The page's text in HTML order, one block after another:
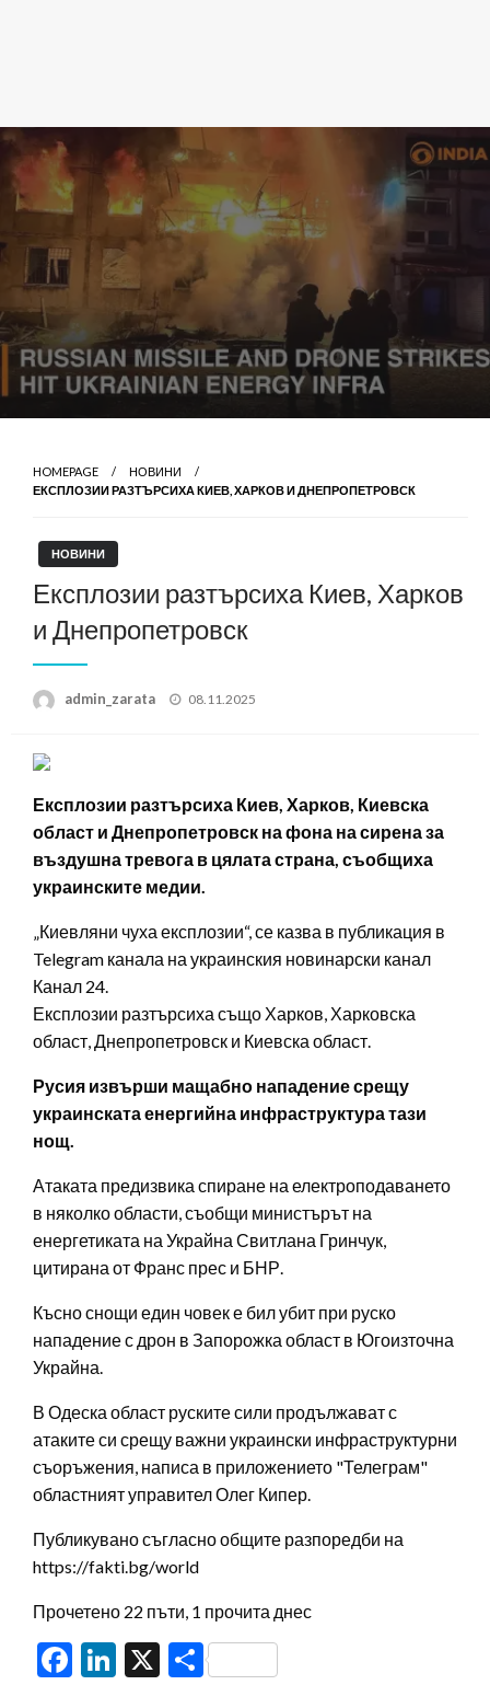
HOMEPAGE
НОВИНИ
ЕКСПЛОЗИИ РАЗТЪРСИХА КИЕВ, ХАРКОВ И ДНЕПРОПЕТРОВСК
НОВИНИ
Експлозии разтърсиха Киев, Харков
и Днепропетровск
admin_zarata
Posted
08.11.2025
Експлозии разтърсиха Киев, Харков, Киевска
област и Днепропетровск на фона на сирена за
въздушна тревога в цялата страна, съобщиха
украинските медии.
„Киевляни чуха експлозии“, се казва в публикация в
Telegram канала на украинския новинарски канал
Канал 24.
Експлозии разтърсиха също Харков, Харковска
област, Днепропетровск и Киевска област.
Русия извърши мащабно нападение срещу
украинската енергийна инфраструктура тази
нощ.
Атаката предизвика спиране на електроподаването
в няколко области, съобщи министърът на
енергетиката на Украйна Свитлана Гринчук,
цитирана от Франс прес и БНР.
Късно снощи един човек е бил убит при руско
нападение с дрон в Запорожка област в Югоизточна
Украйна.
В Одеска област руските сили продължават с
атаките си срещу важни украински инфраструктурни
съоръжения, написа в приложението "Телеграм"
областният управител Олег Кипер.
Публикувано съгласно общите разпоредби на
https://fakti.bg/world
Прочетено 22 пъти, 1 прочита днес
Facebook
LinkedIn
X Share